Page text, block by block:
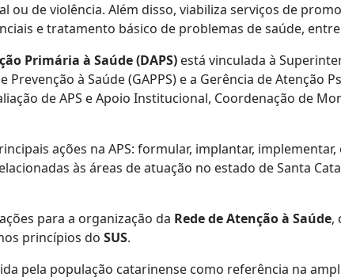
ou de violência. Além disso, viabiliza serviços de
e tratamento básico de problemas de saúde,
Primária à Saúde (DAPS) está vinculada à
Prevenção à Saúde (GAPPS) e a Gerência de Atenção
de APS e Apoio Institucional, Coordenação de
ações na APS: formular, implantar,
às áreas de atuação no estado de Santa
para a organização da Rede de Atenção à Saúde,
princípios do SUS.
pela população catarinense como referência na